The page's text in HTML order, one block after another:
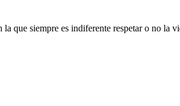
que siempre es indiferente respetar o no la